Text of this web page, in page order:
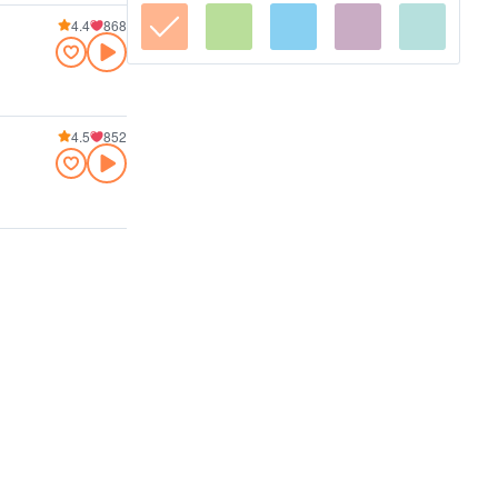
4.4 868
4.5 852